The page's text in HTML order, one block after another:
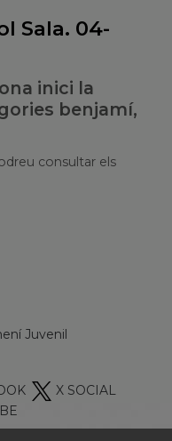
Sala. 04-
inici la
benjamí,
consultar els
Juvenil
X SOCIAL